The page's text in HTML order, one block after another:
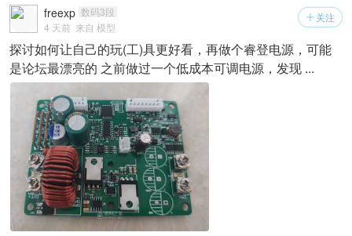
 关注
freexp 数码3段
4 天前 来自 模型
探讨如何让自己的玩(工)具更好看，再做个睿登电源，可能
是论坛最漂亮的 之前做过一个低成本可调电源，发现 ...